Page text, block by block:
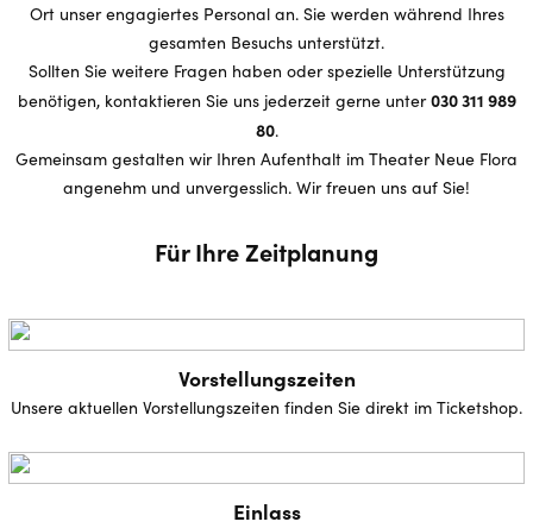
Ort unser engagiertes Personal an. Sie werden während Ihres
gesamten Besuchs unterstützt.
Sollten Sie weitere Fragen haben oder spezielle Unterstützung
benötigen, kontaktieren Sie uns jederzeit gerne unter030 311 989
80.
Gemeinsam gestalten wir Ihren Aufenthalt im Theater Neue Flora
angenehm und unvergesslich. Wir freuen uns auf Sie!
Für Ihre Zeitplanung
Vorstellungszeiten
Unsere aktuellen Vorstellungszeiten finden Sie direkt im Ticketshop.
Einlass